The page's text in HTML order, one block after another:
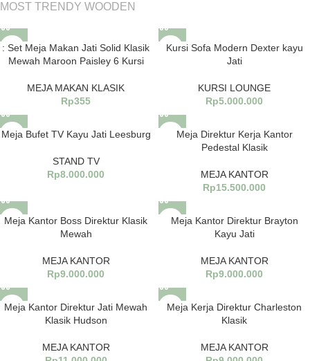
MOST TRENDY WOODEN
: Set Meja Makan Jati Solid Klasik
Mewah Maroon Paisley 6 Kursi
MEJA MAKAN KLASIK
Rp355
Kursi Sofa Modern Dexter kayu
Jati
KURSI LOUNGE
Rp5.000.000
Meja Bufet TV Kayu Jati Leesburg
STAND TV
Rp8.000.000
Meja Direktur Kerja Kantor
Pedestal Klasik
MEJA KANTOR
Rp15.500.000
Meja Kantor Boss Direktur Klasik
Mewah
MEJA KANTOR
Rp9.000.000
Meja Kantor Direktur Brayton
Kayu Jati
MEJA KANTOR
Rp9.000.000
Meja Kantor Direktur Jati Mewah
Klasik Hudson
MEJA KANTOR
Meja Kerja Direktur Charleston
Klasik
MEJA KANTOR